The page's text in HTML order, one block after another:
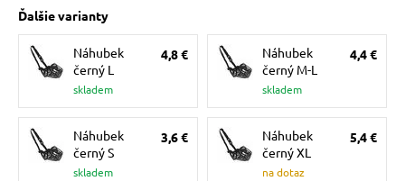
mačky
mačky
Ďalšie varianty
Náhubek
černý L
skladem
4,8 €
Náhubek
černý M-L
skladem
4,4 €
Náhubek
černý S
skladem
3,6 €
Náhubek
černý XL
na dotaz
5,4 €